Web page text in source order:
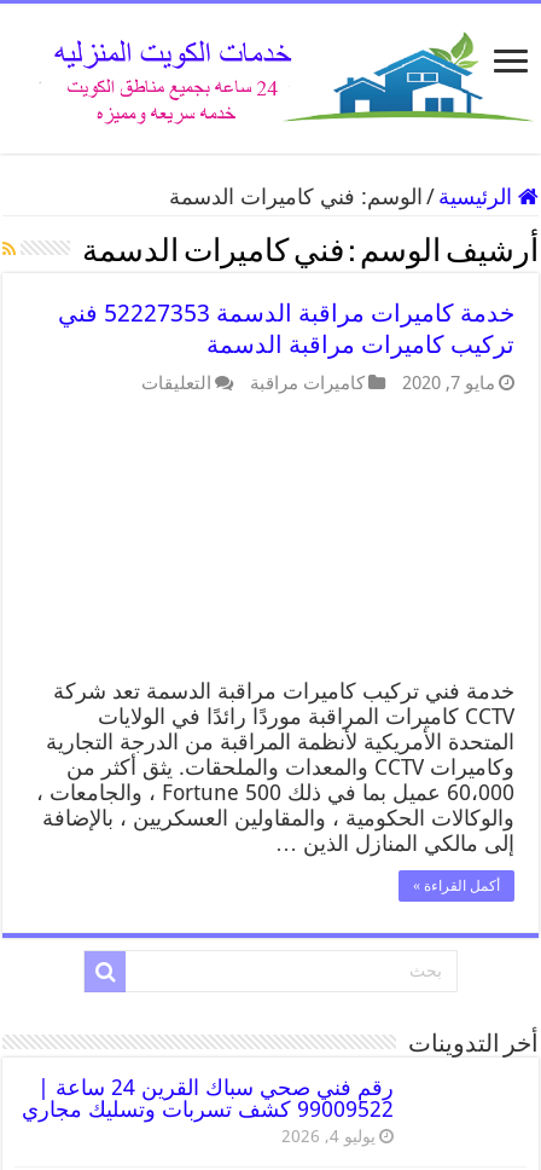
الرئيسية / الوسم: فني كاميرات الدسمة
أرشيف الوسم : فني كاميرات الدسمة
خدمة كاميرات مراقبة الدسمة 52227353 فني
تركيب كاميرات مراقبة الدسمة
مايو 7, 2020 كاميرات مراقبة التعليقات
خدمة فني تركيب كاميرات مراقبة الدسمة تعد شركة
CCTV كاميرات المراقبة موردًا رائدًا في الولايات
المتحدة الأمريكية لأنظمة المراقبة من الدرجة التجارية
وكاميرات CCTV والمعدات والملحقات. يثق أكثر من
60،000 عميل بما في ذلك Fortune 500 ، والجامعات ،
والوكالات الحكومية ، والمقاولين العسكريين ، بالإضافة
إلى مالكي المنازل الذين …
أكمل القراءة »
أخر التدوينات
رقم فني صحي سباك القرين 24 ساعة |
99009522 كشف تسربات وتسليك مجاري
يوليو 4, 2026